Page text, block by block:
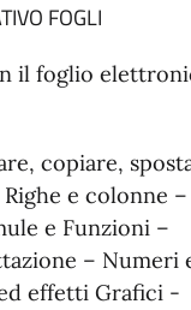
FOGLI
il foglio
copiare,
e colonne –
e Funzioni –
– Numeri
effetti Grafici -